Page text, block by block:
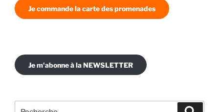
Je commande la carte des promenades
Je m'abonne à la NEWSLETTER